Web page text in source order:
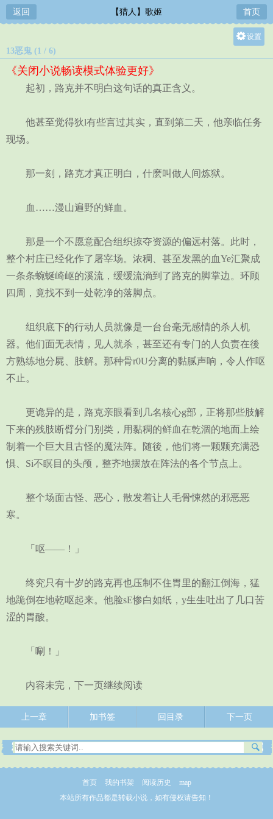
返回 【猎人】歌姬 首页
设置
13恶鬼 (1 / 6)
《关闭小说畅读模式体验更好》
起初，路克并不明白这句话的真正含义。
他甚至觉得狄l有些言过其实，直到第二天，他亲临任务
现场。
那一刻，路克才真正明白，什麽叫做人间炼狱。
血……漫山遍野的鲜血。
那是一个不愿意配合组织掠夺资源的偏远村落。此时，
整个村庄已经化作了屠宰场。浓稠、甚至发黑的血Ye汇聚成
一条条蜿蜒崎岖的溪流，缓缓流淌到了路克的脚掌边。环顾
四周，竟找不到一处乾净的落脚点。
组织底下的行动人员就像是一台台毫无感情的杀人机
器。他们面无表情，见人就杀，甚至还有专门的人负责在後
方熟练地分屍、肢解。那种骨r0U分离的黏腻声响，令人作呕
不止。
更诡异的是，路克亲眼看到几名核心g部，正将那些肢解
下来的残肢断臂分门别类，用黏稠的鲜血在乾涸的地面上绘
制着一个巨大且古怪的魔法阵。随後，他们将一颗颗充满恐
惧、Si不瞑目的头颅，整齐地摆放在阵法的各个节点上。
整个场面古怪、恶心，散发着让人毛骨悚然的邪恶恶
寒。
「呕——！」
终究只有十岁的路克再也压制不住胃里的翻江倒海，猛
地跪倒在地乾呕起来。他脸sE惨白如纸，y生生吐出了几口苦
涩的胃酸。
「唰！」
内容未完，下一页继续阅读
上一章 加书签 回目录 下一页
首页 我的书架 阅读历史
map
本站所有作品都是转载小说，如有侵权请告知！